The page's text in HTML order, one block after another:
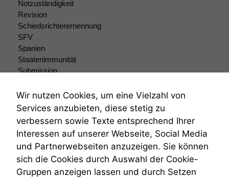
Notzuständigkeit
Revision
Schiedsrichterernennung
SFV
Spanien
Staatenimmunität
Submission
Teilungsklage
Venezuela
VRK
Wiederherstellungsanordnung
Zivilprozessordnung
ZPO
Zustellfiktion
Zuständigkeit
Wir nutzen Cookies, um eine Vielzahl von
Services anzubieten, diese stetig zu
verbessern sowie Texte entsprechend Ihrer
Interessen auf unserer Webseite, Social Media
und Partnerwebseiten anzuzeigen. Sie können
sich die Cookies durch Auswahl der Cookie-
Gruppen anzeigen lassen und durch Setzen